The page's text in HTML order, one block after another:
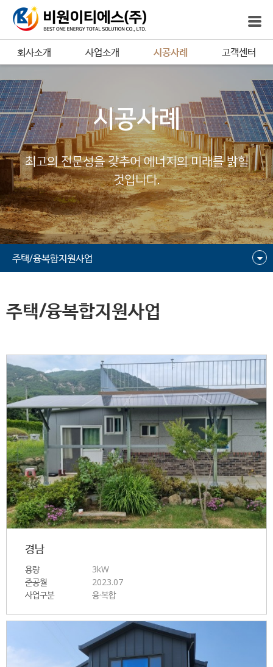
회사소개 사업소개 시공사례 고객센터
시공사례
최고의 전문성을 갖추어 에너지의 미래를 밝힐
것입니다.
주택/융복합지원사업
주택/융복합지원사업
경남
용량
3kW
준공월
2023.07
사업구분
융·복합